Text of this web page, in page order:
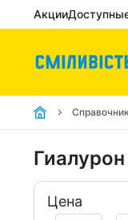
Акции
Гиалурон
Цена